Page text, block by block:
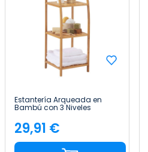
Estantería Arqueada en
Bambú con 3 Niveles
Thinia Home
Precio
29,91 €